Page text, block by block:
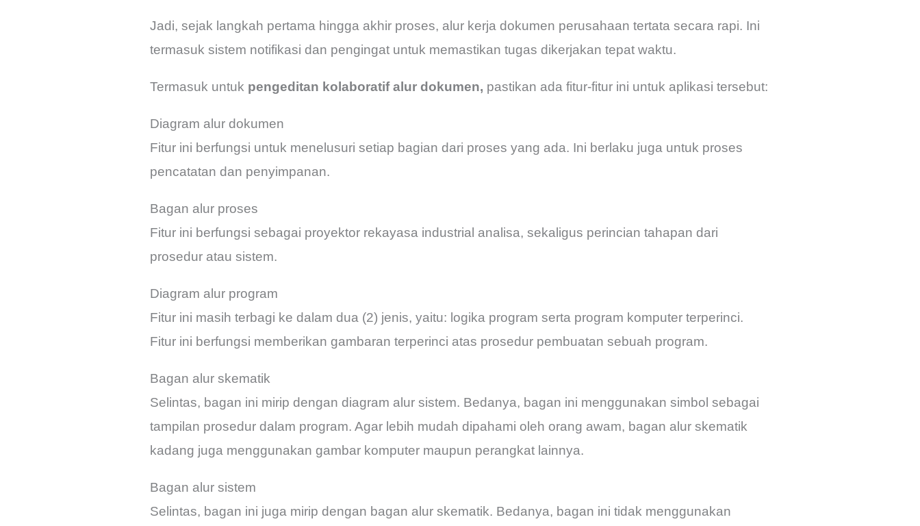
Jadi, sejak langkah pertama hingga akhir proses, alur kerja dokumen perusahaan tertata secara rapi. Ini
termasuk sistem notifikasi dan pengingat untuk memastikan tugas dikerjakan tepat waktu.
Termasuk untuk pengeditan kolaboratif alur dokumen, pastikan ada fitur-fitur ini untuk aplikasi tersebut:
Diagram alur dokumen
Fitur ini berfungsi untuk menelusuri setiap bagian dari proses yang ada. Ini berlaku juga untuk proses
pencatatan dan penyimpanan.
Bagan alur proses
Fitur ini berfungsi sebagai proyektor rekayasa industrial analisa, sekaligus perincian tahapan dari
prosedur atau sistem.
Diagram alur program
Fitur ini masih terbagi ke dalam dua (2) jenis, yaitu: logika program serta program komputer terperinci.
Fitur ini berfungsi memberikan gambaran terperinci atas prosedur pembuatan sebuah program.
Bagan alur skematik
Selintas, bagan ini mirip dengan diagram alur sistem. Bedanya, bagan ini menggunakan simbol sebagai
tampilan prosedur dalam program. Agar lebih mudah dipahami oleh orang awam, bagan alur skematik
kadang juga menggunakan gambar komputer maupun perangkat lainnya.
Bagan alur sistem
Selintas, bagan ini juga mirip dengan bagan alur skematik. Bedanya, bagan ini tidak menggunakan